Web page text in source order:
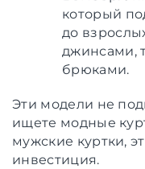
который
до
джинсами,
брюками.
Эти модели не
ищете модные
мужские куртки,
инвестиция.